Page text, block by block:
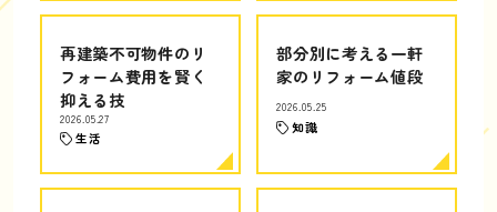
再建築不可物件のリ
フォーム費用を賢く
抑える技
2026.05.27
生活
部分別に考える一軒
家のリフォーム値段
2026.05.25
知識